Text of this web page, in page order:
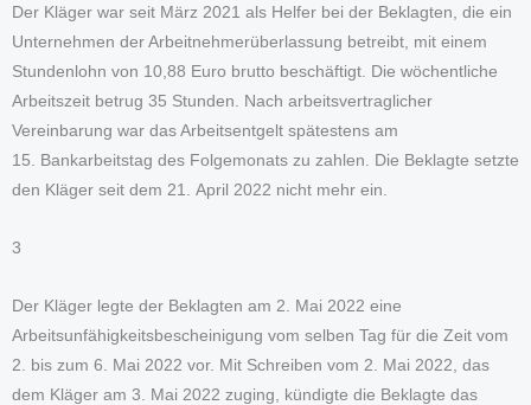
Der Kläger war seit März 2021 als Helfer bei der Beklagten, die ein
Unternehmen der Arbeitnehmerüberlassung betreibt, mit einem
Stundenlohn von 10,88 Euro brutto beschäftigt. Die wöchentliche
Arbeitszeit betrug 35 Stunden. Nach arbeitsvertraglicher
Vereinbarung war das Arbeitsentgelt spätestens am
15. Bankarbeitstag des Folgemonats zu zahlen. Die Beklagte setzte
den Kläger seit dem 21. April 2022 nicht mehr ein.
3
Der Kläger legte der Beklagten am 2. Mai 2022 eine
Arbeitsunfähigkeitsbescheinigung vom selben Tag für die Zeit vom
2. bis zum 6. Mai 2022 vor. Mit Schreiben vom 2. Mai 2022, das
dem Kläger am 3. Mai 2022 zuging, kündigte die Beklagte das